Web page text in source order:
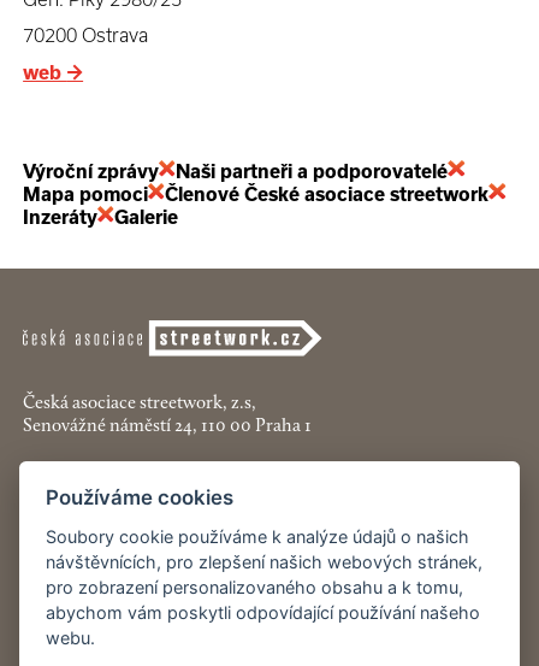
70200 Ostrava
web →
Výroční zprávy
Naši partneři a podporovatelé
Mapa pomoci
Členové České asociace streetwork
Inzeráty
Galerie
Česká asociace streetwork, z.s,
Senovážné náměstí 24, 110 00 Praha 1
+420 774 913 777
asociace@streetwork.cz
Nastavení cookies
Restartshop.cz
Používáme cookies
Soubory cookie používáme k analýze údajů o našich
návštěvnících, pro zlepšení našich webových stránek,
pro zobrazení personalizovaného obsahu a k tomu,
abychom vám poskytli odpovídající používání našeho
webu.